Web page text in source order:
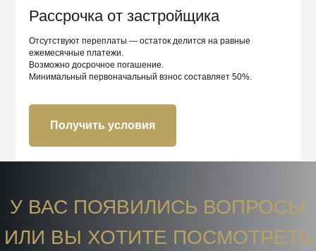
Рассрочка от застройщика
Отсутствуют переплаты — остаток делится на равные
ежемесячные платежи.
Возможно досрочное погашение.
Минимальный первоначальный взнос составляет 50%.
Получить условия
У ВАС ПОЯВИЛИСЬ ВОПРОСЫ
ИЛИ ВЫ ХОТИТЕ ПОСМОТРЕТЬ